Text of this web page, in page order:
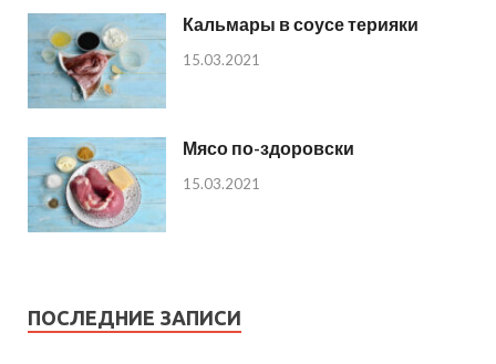
Кальмары в соусе терияки
15.03.2021
Мясо по-здоровски
15.03.2021
ПОСЛЕДНИЕ ЗАПИСИ